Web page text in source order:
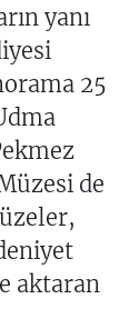
yanı
25
de
aktaran